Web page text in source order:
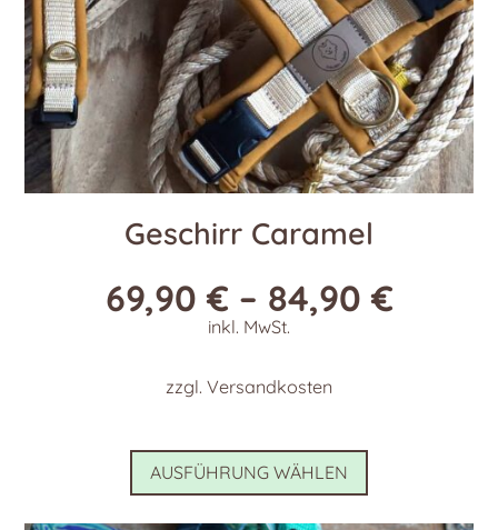
gewählt
werden
Geschirr Caramel
69,90€ – 84,90€
inkl. MwSt.
zzgl. Versandkosten
AUSFÜHRUNG WÄHLEN
Dieses
weist